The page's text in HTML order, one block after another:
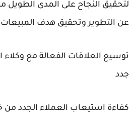
لتحقيق النجاح على المدى الطويل
عن التطوير وتحقيق هدف
توسيع العلاقات الفعالة مع وكلاء
جدد
كفاءة استيعاب العملاء الجدد من